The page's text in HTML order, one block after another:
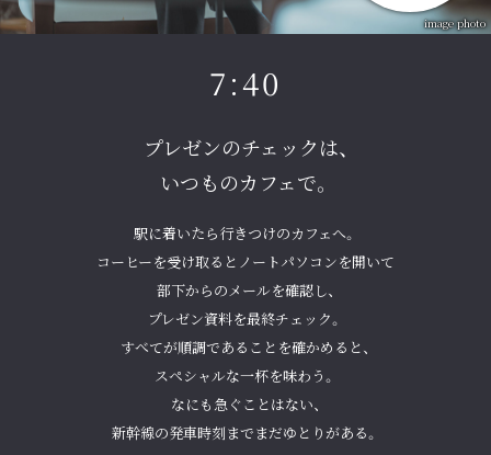
image photo
7:40
プレゼンのチェックは、
いつものカフェで。
駅に着いたら行きつけのカフェへ。
コーヒーを受け取るとノートパソコンを開いて
部下からのメールを確認し、
プレゼン資料を最終チェック。
すべてが順調であることを確かめると、
スペシャルな一杯を味わう。
なにも急ぐことはない、
新幹線の発車時刻までまだゆとりがある。